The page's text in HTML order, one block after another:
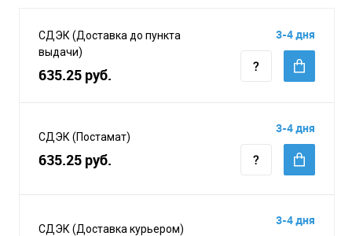
СДЭК (Доставка до пункта
выдачи)
635.25 руб.
3-4 дня
СДЭК (Постамат)
635.25 руб.
3-4 дня
СДЭК (Доставка курьером)
3-4 дня